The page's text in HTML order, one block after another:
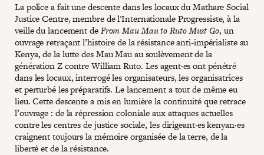
La police a fait une descente dans les locaux du Mathare Social
Justice Centre, membre de l'Internationale Progressiste, à la
veille du lancement deFrom Mau Mau to Ruto Must Go, un
ouvrage retraçant l’histoire de la résistance anti-impérialiste au
Kenya, de la lutte des Mau Mau au soulèvement de la
génération Z contre William Ruto. Les agent·es ont pénétré
dans les locaux, interrogé les organisateurs, les organisatrices
et perturbé les préparatifs. Le lancement a tout de même eu
lieu. Cette descente a mis en lumière la continuité que retrace
l’ouvrage : de la répression coloniale aux attaques actuelles
contre les centres de justice sociale, les dirigeant·es kenyan·es
craignent toujours la mémoire organisée de la terre, de la
liberté et de la résistance.